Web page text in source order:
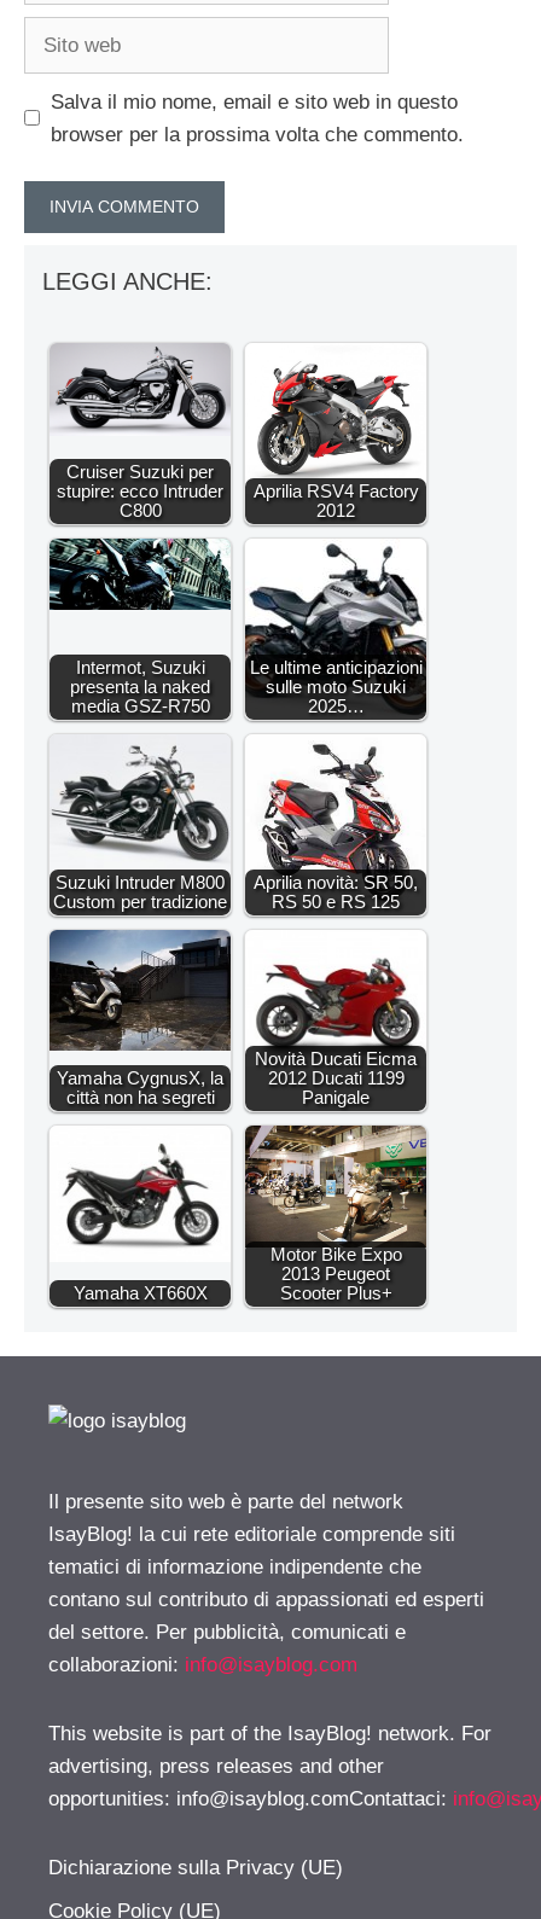
Sito
Salva il mio nome, email e sito web in questo
browser per la prossima volta che commento.
LEGGI ANCHE:
Cruiser Suzuki per
stupire: ecco Intruder
C800
Aprilia RSV4 Factory
2012
Intermot, Suzuki
presenta la naked
media GSZ-R750
Le ultime anticipazioni
sulle moto Suzuki
2025…
Suzuki Intruder M800
Custom per tradizione
Aprilia novità: SR 50,
RS 50 e RS 125
Yamaha CygnusX, la
città non ha segreti
Novità Ducati Eicma
2012 Ducati 1199
Panigale
Yamaha XT660X
Motor Bike Expo
2013 Peugeot
Scooter Plus+
Il presente sito web è parte del network
IsayBlog! la cui rete editoriale comprende siti
tematici di informazione indipendente che
contano sul contributo di appassionati ed esperti
del settore. Per pubblicità, comunicati e
collaborazioni: info@isayblog.com
This website is part of the IsayBlog! network. For
advertising, press releases and other
opportunities: info@isayblog.comContattaci:
Dichiarazione sulla Privacy (UE)
Cookie Policy (UE)